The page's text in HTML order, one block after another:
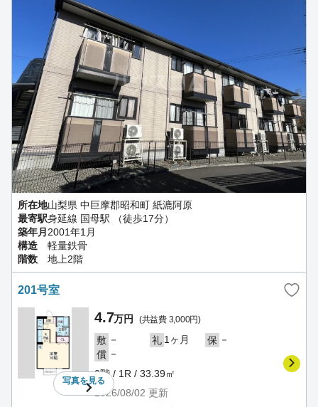
所在地山梨県 中巨摩郡昭和町 紙漉阿原
最寄駅身延線 国母駅 （徒歩17分）
築年月 2001年1月
構造
軽量鉄骨
階数
地上2階
201号室
写真を見る
4.7万円 (共益費 3,000円)
敷 － 礼 1ヶ月 保 －
償 －
2階 / 1R / 33.39㎡
2026/08/02 更新